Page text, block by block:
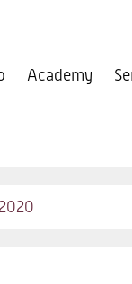
Academy